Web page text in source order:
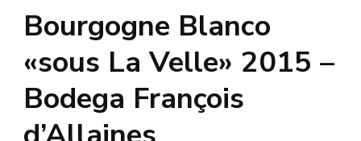
Bourgogne Blanco
«sous La Velle» 2015 –
Bodega François